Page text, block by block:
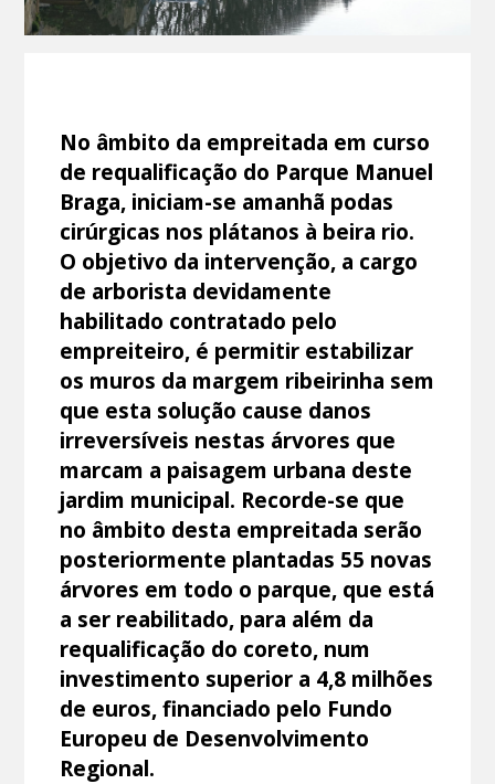
No âmbito da empreitada em curso
de requalificação do Parque Manuel
Braga, iniciam-se amanhã podas
cirúrgicas nos plátanos à beira rio.
O objetivo da intervenção, a cargo
de arborista devidamente
habilitado contratado pelo
empreiteiro, é permitir estabilizar
os muros da margem ribeirinha sem
que esta solução cause danos
irreversíveis nestas árvores que
marcam a paisagem urbana deste
jardim municipal. Recorde-se que
no âmbito desta empreitada serão
posteriormente plantadas 55 novas
árvores em todo o parque, que está
a ser reabilitado, para além da
requalificação do coreto, num
investimento superior a 4,8 milhões
de euros, financiado pelo Fundo
Europeu de Desenvolvimento
Regional.